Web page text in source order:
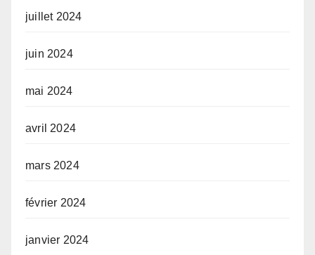
juillet 2024
juin 2024
mai 2024
avril 2024
mars 2024
février 2024
janvier 2024